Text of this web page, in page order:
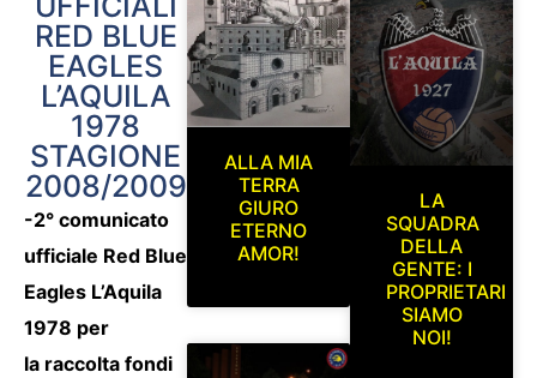
RED BLUE
EAGLES
L’AQUILA
1978
STAGIONE
2008/2009
-2° comunicato
ufficiale Red Blue
Eagles L’Aquila
1978 per
la raccolta fondi
ALLA MIA
TERRA
GIURO
ETERNO
AMOR!
LA
SQUADRA
DELLA
GENTE: I
PROPRIETARI
SIAMO
NOI!